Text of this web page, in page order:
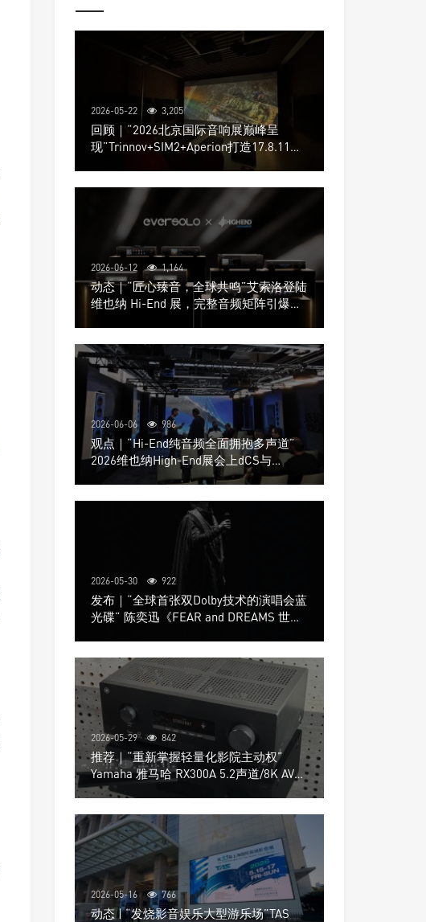
2026-05-22 3,205
回顾｜“2026北京国际音响展巅峰呈
现”Trinnov+SIM2+Aperion打造17.8.11声
2026-06-12 1,164
动态｜“匠心臻音，全球共鸣”艾索洛登陆
维也纳 Hi-End 展，完整音频矩阵引爆关
2026-06-06 986
观点｜“Hi-End纯音频全面拥抱多声道”
2026维也纳High-End展会上dCS与
Trinnov Audio搭建多声道演示系统
2026-05-30 922
发布｜“全球首张双Dolby技术的演唱会蓝
光碟” 陈奕迅《FEAR and DREAMS 世界
2026-05-29 842
推荐｜“重新掌握轻量化影院主动权”
Yamaha 雅马哈 RX300A 5.2声道/8K AV放
大器
2026-05-16 766
动态 | “发烧影音娱乐大型游乐场”TAS